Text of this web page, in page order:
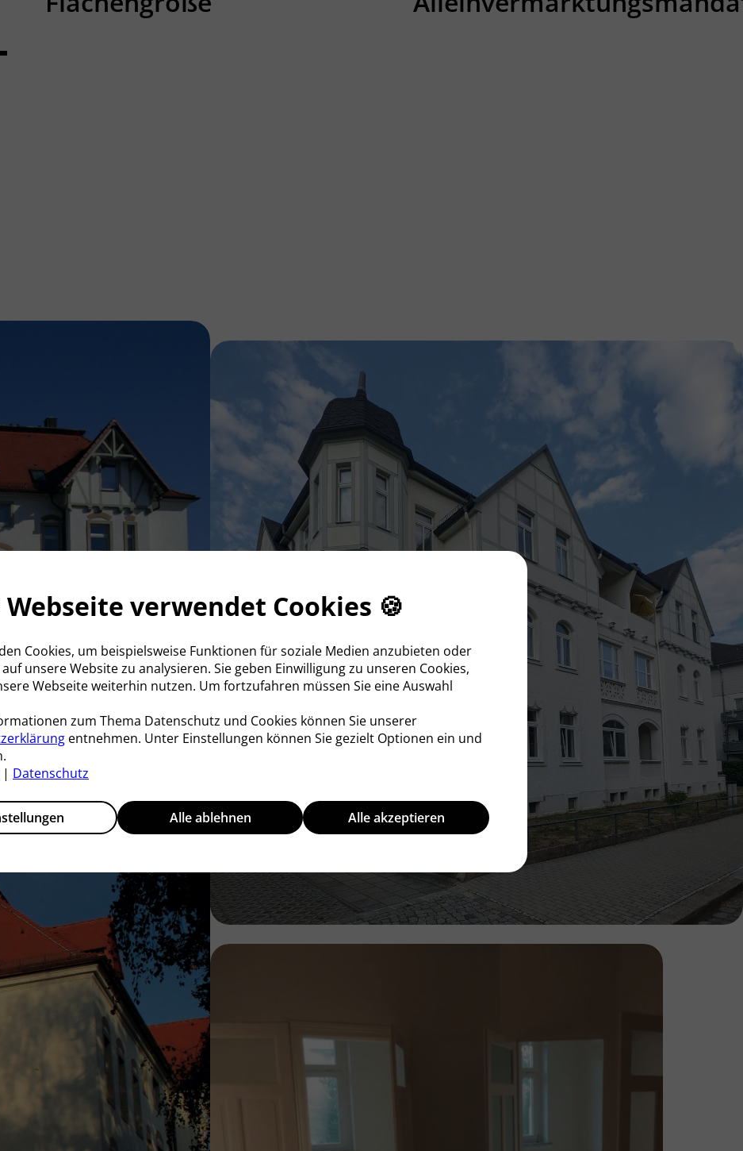
Webseite verwendet Cookies 🍪
Cookies, um beispielsweise Funktionen für soziale Medien anzubieten oder
unsere Website zu analysieren. Sie geben Einwilligung zu unseren Cookies,
Webseite weiterhin nutzen. Um fortzufahren müssen Sie eine Auswahl
zum Thema Datenschutz und Cookies können Sie unserer
entnehmen. Unter Einstellungen können Sie gezielt Optionen ein und
| Datenschutz
Alle ablehnen Alle akzeptieren